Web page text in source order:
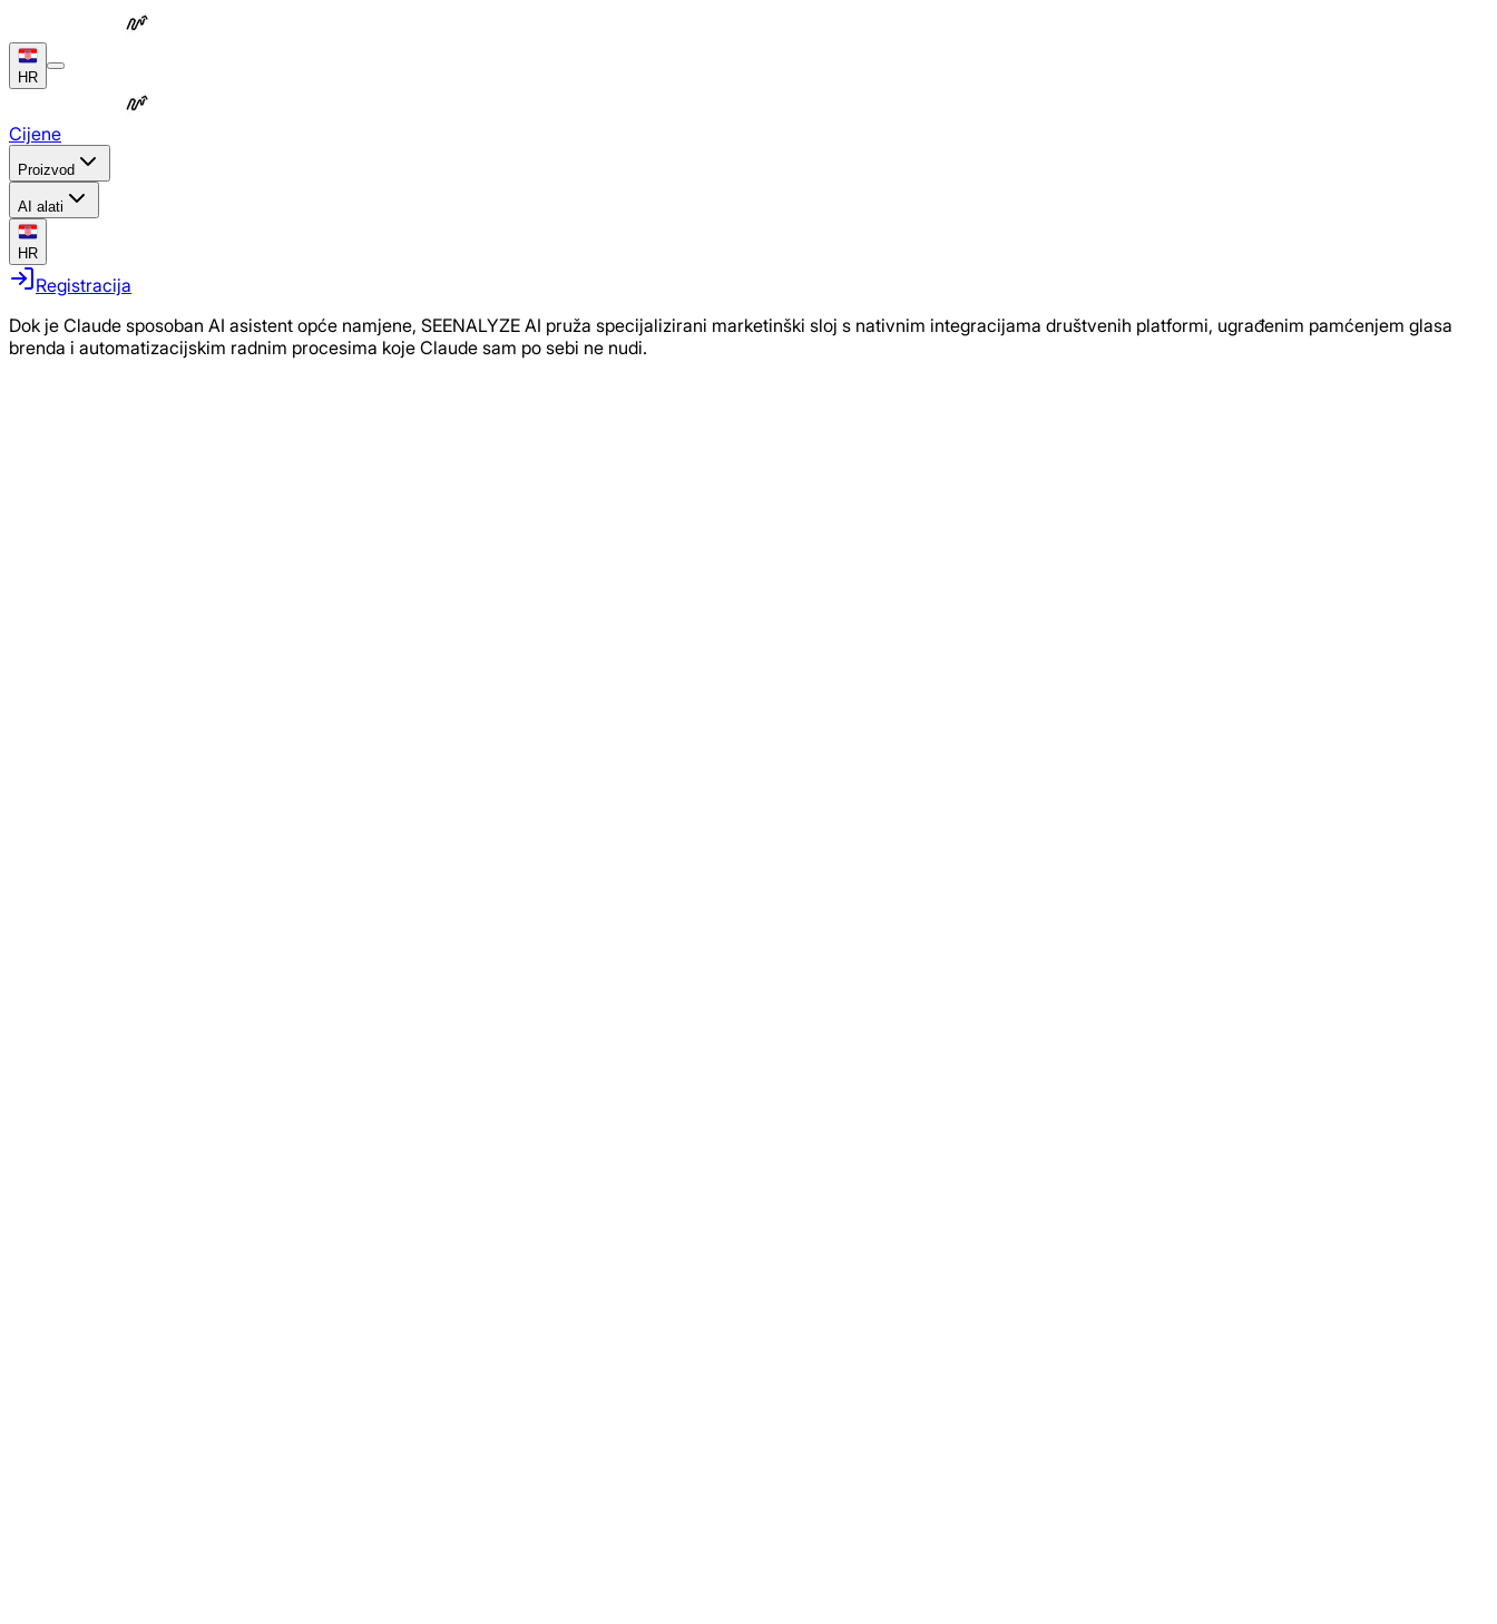
HR
Cijene
Proizvod
AI alati
HR
Registracija
Dok je Claude sposoban AI asistent opće namjene, SEENALYZE AI pruža specijalizirani marketinški sloj s nativnim integracijama društvenih platformi, ugrađenim pamćenjem glasa
brenda i automatizacijskim radnim procesima koje Claude sam po sebi ne nudi.